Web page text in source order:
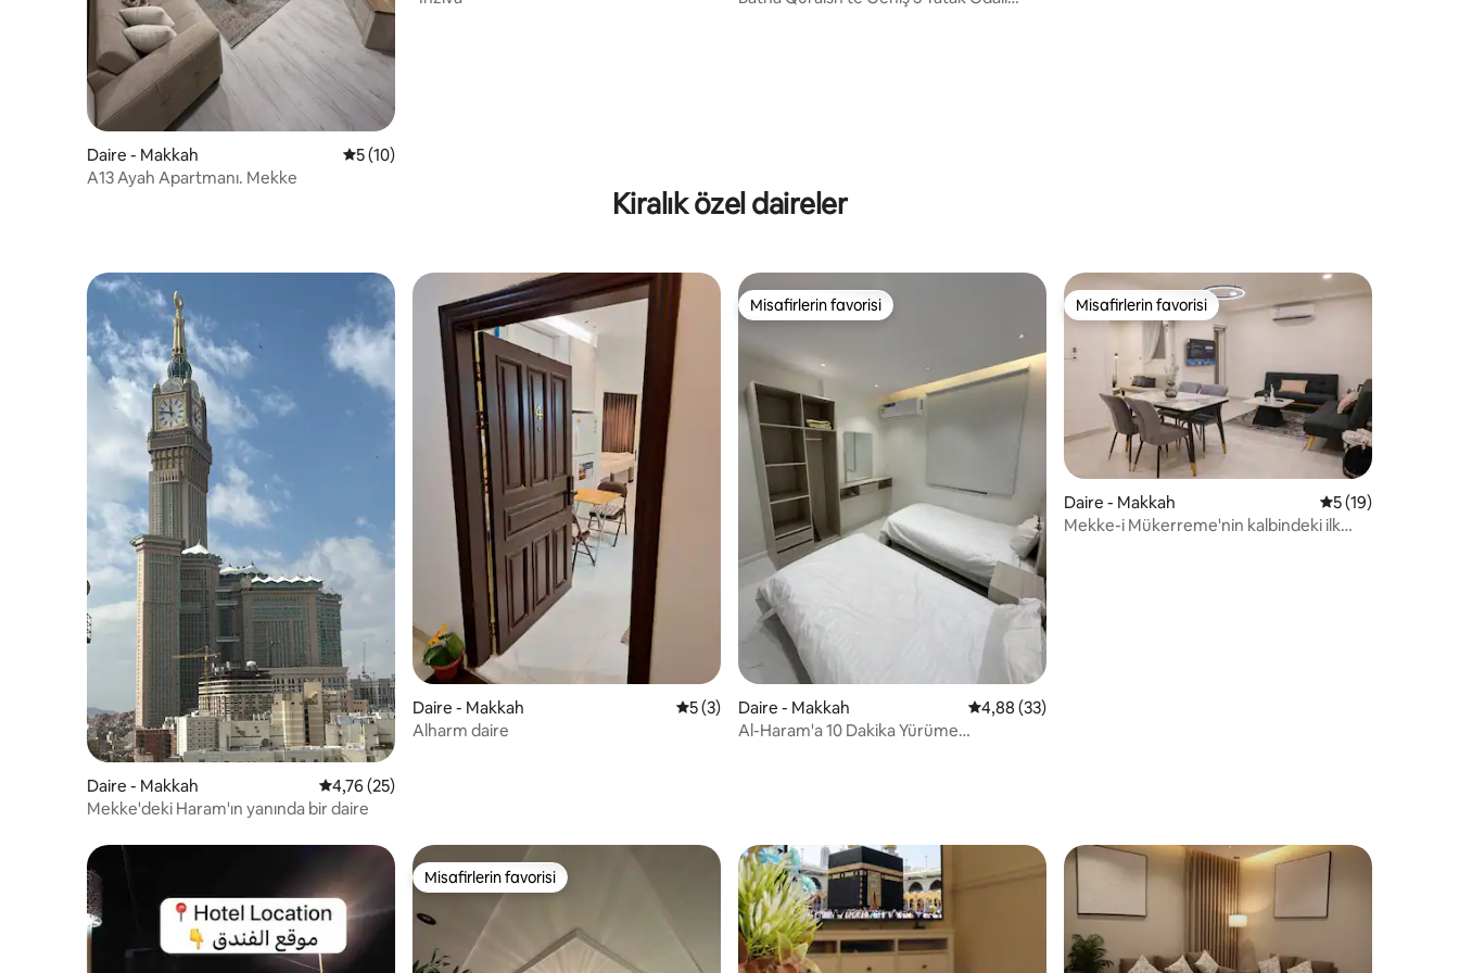
Daire - Makkah 5 üzerinden ortalama 5 puan, 10 değerlendirme
5 (10)
A13 Ayah Apartmanı. Mekke
Kiralık özel daireler
Daire - Makkah 5 üzerinden ortalama 4,76 puan, 25 değerlendirme
4,76 (25)
Mekke'deki Haram'ın yanında bir daire
Daire - Makkah 5 üzerinden ortalama 5 puan, 3 değerlendirme
5 (3)
Alharm daire
Misafirlerin favorisi
Misafirlerin favorisi
Daire - Makkah 5 üzerinden ortalama 4,88 puan, 33 değerlendirme
4,88 (33)
Al-Haram'a 10 Dakika Yürüme
Misafirlerin favorisi
Misafirlerin favorisi
Daire - Makkah 5 üzerinden
5 (19)
Mekke-i Mükerreme'nin kalbindeki ilk
Misafirlerin favorisi
Misafirlerin favorisi